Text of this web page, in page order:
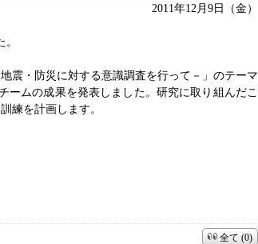
2011年12月9日（金）
・防災に対する意識調査を行って－」のテーマ
ームの成果を発表しました。研究に取り組んだこ
練を計画します。
全て (0)